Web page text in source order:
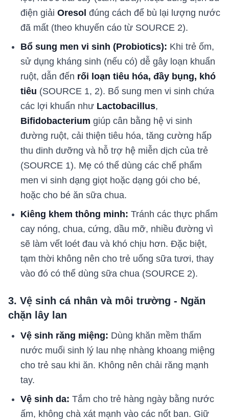
điện giải Oresol đúng cách để bù lại lượng nước
đã mất (theo khuyến cáo từ SOURCE 2).
Bổ sung men vi sinh (Probiotics): Khi trẻ ốm,
sử dụng kháng sinh (nếu có) dễ gây loạn khuẩn
ruột, dẫn đến rối loạn tiêu hóa, đầy bụng, khó
tiêu (SOURCE 1, 2). Bổ sung men vi sinh chứa
các lợi khuẩn như Lactobacillus,
Bifidobacterium giúp cân bằng hệ vi sinh
đường ruột, cải thiện tiêu hóa, tăng cường hấp
thu dinh dưỡng và hỗ trợ hệ miễn dịch của trẻ
(SOURCE 1). Mẹ có thể dùng các chế phẩm
men vi sinh dạng giọt hoặc dạng gói cho bé,
hoặc cho bé ăn sữa chua.
Kiêng khem thông minh: Tránh các thực phẩm
cay nóng, chua, cứng, dầu mỡ, nhiều đường vì
sẽ làm vết loét đau và khó chịu hơn. Đặc biệt,
tạm thời không nên cho trẻ uống sữa tươi, thay
vào đó có thể dùng sữa chua (SOURCE 2).
3. Vệ sinh cá nhân và môi trường - Ngăn
chặn lây lan
Vệ sinh răng miệng: Dùng khăn mềm thấm
nước muối sinh lý lau nhẹ nhàng khoang miệng
cho trẻ sau khi ăn. Không nên chải răng mạnh
tay.
Vệ sinh da: Tắm cho trẻ hàng ngày bằng nước
ấm, không chà xát mạnh vào các nốt ban. Giữ